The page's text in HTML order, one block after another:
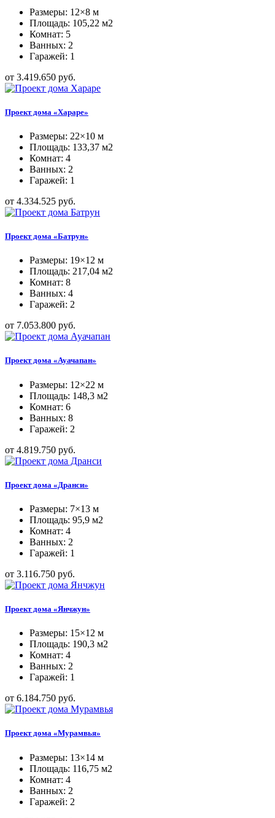
Размеры: 12×8 м
Площадь: 105,22 м2
Комнат: 5
Ванных: 2
Гаражей: 1
от 3.419.650 руб.
Проект дома «Хараре»
Размеры: 22×10 м
Площадь: 133,37 м2
Комнат: 4
Ванных: 2
Гаражей: 1
от 4.334.525 руб.
Проект дома «Батрун»
Размеры: 19×12 м
Площадь: 217,04 м2
Комнат: 8
Ванных: 4
Гаражей: 2
от 7.053.800 руб.
Проект дома «Ауачапан»
Размеры: 12×22 м
Площадь: 148,3 м2
Комнат: 6
Ванных: 8
Гаражей: 2
от 4.819.750 руб.
Проект дома «Дранси»
Размеры: 7×13 м
Площадь: 95,9 м2
Комнат: 4
Ванных: 2
Гаражей: 1
от 3.116.750 руб.
Проект дома «Янчжун»
Размеры: 15×12 м
Площадь: 190,3 м2
Комнат: 4
Ванных: 2
Гаражей: 1
от 6.184.750 руб.
Проект дома «Мурамвья»
Размеры: 13×14 м
Площадь: 116,75 м2
Комнат: 4
Ванных: 2
Гаражей: 2